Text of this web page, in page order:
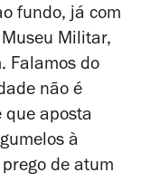
fundo, já com
Militar,
Falamos do
não é
que aposta
à
de atum